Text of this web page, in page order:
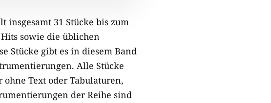
insgesamt 31 Stücke bis zum
sowie die üblichen
Stücke gibt es in diesem Band
Alle Stücke
Text oder Tabulaturen,
der Reihe sind